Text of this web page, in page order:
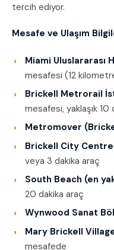
tercih ediyor.
Mesafe ve Ulaşım
Miami Uluslararası
mesafesi (12
Brickell Metrorail
mesafesi, yaklaşık 10
Metromover
Brickell City
veya 3 dakika araç
South Beach (en
20 dakika araç
Wynwood Sanat
Mary Brickell
mesafede